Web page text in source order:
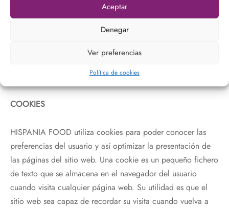
Aceptar
Denegar
Ver preferencias
Política de cookies
HISPANIA FOOD no se responsabiliza del tratamiento de
sus datos personales de los sitios web que no estén bajo el
dominio de HISPANIA FOOD, a los que pueda acceder a
través de los distintos links que contiene nuestro sitio Web,
otro sitio Web que permita un vínculo con el nuestro.
COOKIES
HISPANIA FOOD utiliza cookies para poder conocer las
preferencias del usuario y así optimizar la presentación de
las páginas del sitio web. Una cookie es un pequeño fichero
de texto que se almacena en el navegador del usuario
cuando visita cualquier página web. Su utilidad es que el
sitio web sea capaz de recordar su visita cuando vuelva a